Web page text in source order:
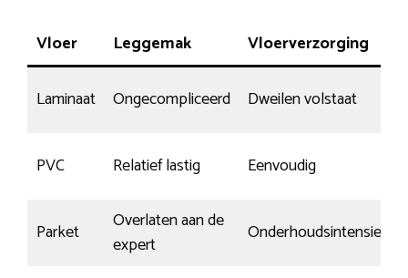
Vloer Leggemak Vloerverzorging
Laminaat Ongecompliceerd Dweilen volstaat
PVC Relatief lastig Eenvoudig
Parket
Overlaten aan de
expert
Onderhoudsintensief